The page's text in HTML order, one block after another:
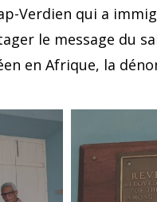
Verdien qui a
le message du
en Afrique, la